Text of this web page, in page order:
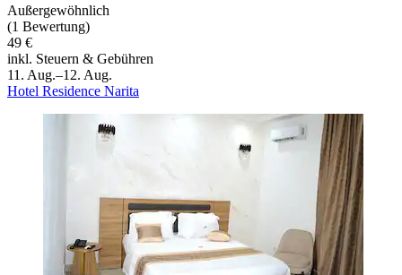
Außergewöhnlich
(1 Bewertung)
49 €
inkl. Steuern & Gebühren
11. Aug.–12. Aug.
Hotel Residence Narita